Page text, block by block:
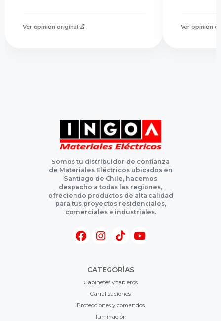
Ver opinión original Ver opinión
Somos tu distribuidor de confianza
de Materiales Eléctricos ubicados en
Santiago de Chile, hacemos
despacho a todas las regiones,
ofreciendo productos de alta calidad
para tus proyectos residenciales,
comerciales e industriales.
CATEGORÍAS
Gabinetes y tableros
Canalizaciones
Protecciones y comandos
Iluminación